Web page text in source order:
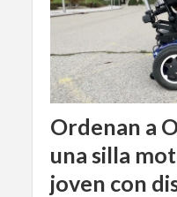
Ordenan a
una silla
joven con